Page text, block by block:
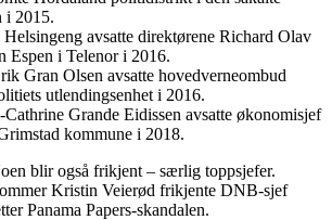
i 2015.
avsatte direktørene Richard Olav
Espen i Telenor i 2016.
Gran Olsen avsatte hovedverneombud
utlendingsenhet i 2016.
Grande Eidissen avsatte økonomisjef
kommune i 2018.
blir også frikjent – særlig toppsjefer.
Kristin Veierød frikjente DNB-sjef
Panama Papers-skandalen.